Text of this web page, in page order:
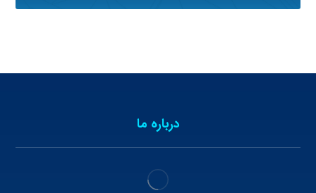
درباره ما